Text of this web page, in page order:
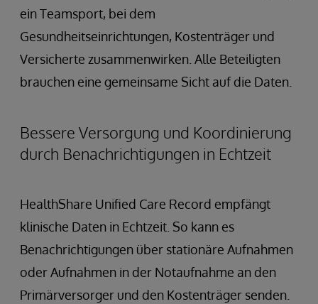
ein Teamsport, bei dem
Gesundheitseinrichtungen, Kostenträger und
Versicherte zusammenwirken. Alle Beteiligten
brauchen eine gemeinsame Sicht auf die Daten.
Bessere Versorgung und Koordinierung
durch Benachrichtigungen in Echtzeit
HealthShare Unified Care Record empfängt
klinische Daten in Echtzeit. So kann es
Benachrichtigungen über stationäre Aufnahmen
oder Aufnahmen in der Notaufnahme an den
Primärversorger und den Kostenträger senden.